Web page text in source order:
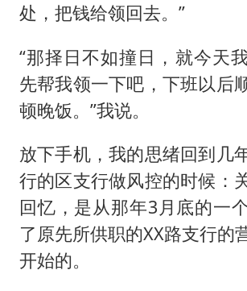
处，把钱给领回去。”
“那择日不如撞日，就今天
先帮我领一下吧，下班以后
顿晚饭。”我说。
放下手机，我的思绪回到几
行的区支行做风控的时候：
回忆，是从那年3月底的一
了原先所供职的XX路支行的
开始的。